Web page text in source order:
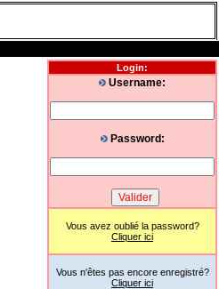
Login:
Username:
Password:
Vous avez oublié la password?
Cliquer ici
Vous n'êtes pas encore enregistré?
Cliquer ici